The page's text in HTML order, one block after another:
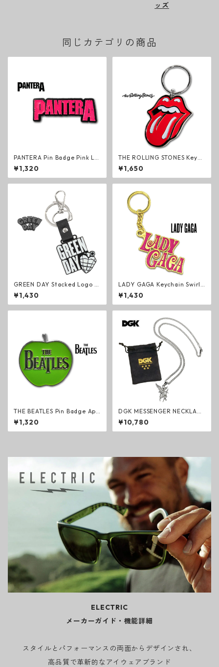
ッズ
同じカテゴリの商品
PANTERA Pin Badge Pink Lo
go ピンバッジ ロゴ パンテラ
グルーヴメタル ヘヴィメタル
グッズ
¥1,320
THE ROLLING STONES Keych
ain Classic Tongue キーリン
グ ザ・ローリング・ストーン
ズ ロック ミック・ジャガー キ
¥1,650
GREEN DAY Stacked Logo &
Grenade キーリング 蓄光 グ
リーン・デイ ロック メロコア
パンク キーホルダー Glow in
¥1,430
LADY GAGA Keychain Swirly
Logo キーリング レディー・
ガガ ポップ エレクトロ ダンス
キーホルダー グッズ
¥1,430
THE BEATLES Pin Badge App
le Logo ピンバッジ ザ・ビー
トルズ ロック ジョン・レノン
アップル・コア グッズ
¥1,320
DGK MESSENGER NECKLACE
ネックレス シルバー スカルマ
スク エンジェル スケートボー
ド アクセサリー
¥10,780
ELECTRIC
メーカーガイド・機能詳細
スタイルとパフォーマンスの両面からデザインされ、
高品質で革新的なアイウェアブランド